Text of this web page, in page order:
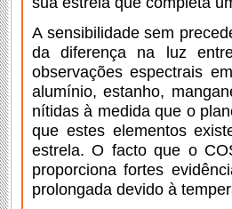
A sensibilidade sem
da diferença na luz
observações espectrais
alumínio, estanho,
nítidas à medida que o
que estes elementos
estrela. O facto que o
proporciona fortes
prolongada devido à